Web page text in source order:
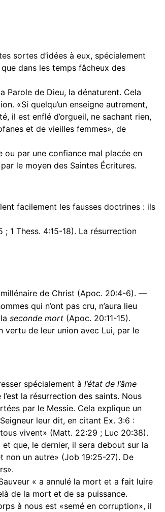
sortes d’idées à eux, spécialement
dans les temps fâcheux des
Parole de Dieu, la dénaturent. Cela
«Si quelqu’un enseigne autrement,
il est enflé d’orgueil, ne sachant rien,
et de vieilles femmes», de
ou par une confiance mal placée en
le moyen des Saintes Écritures.
facilement les fausses doctrines : ils
1 Thess. 4:15-18). La résurrection
millénaire de Christ (Apoc. 20:4-6). —
qui n’ont pas cru, n’aura lieu
seconde mort (Apoc. 20:11-15).
vertu de leur union avec Lui, par le
spécialement à l’état de l’âme
la résurrection des saints. Nous
par le Messie. Cela explique un
leur dit, en citant Ex. 3:6 :
vivent» (Matt. 22:29 ; Luc 20:38).
que, le dernier, il sera debout sur la
non un autre» (Job 19:25-27). De
« a annulé la mort et a fait luire
de la mort et de sa puissance.
à nous est «semé en corruption», il